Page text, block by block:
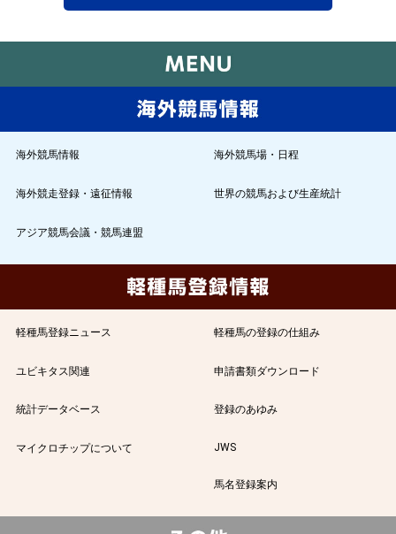
海外競馬情報 海外競馬場・日程
海外競走登録・遠征情報 世界の競馬および生産統計
アジア競馬会議・競馬連盟
軽種馬登録ニュース 軽種馬の登録の仕組み
ユビキタス関連 申請書類ダウンロード
統計データベース 登録のあゆみ
マイクロチップについて JWS
馬名登録案内